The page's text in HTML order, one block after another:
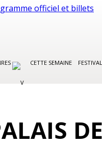
CETTE SEMAINE